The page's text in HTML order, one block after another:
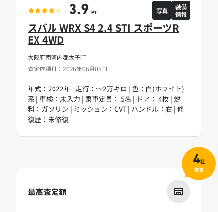
大阪府南河内郡太子町
査定依頼日：2026年06月05日
スバル WRX S4 2.4 STI スポーツR
EX 4WD
年式：2022年 | 走行：～2万キロ | 色：白(ホワイト)
系 | 車検：未入力 | 乗車定員： 5名 | ドア： 4枚 | 燃
料：ガソリン | ミッション：CVT | ハンドル：右 | 修
復歴：未修復
3.9 PT 写真
装備
情報
最高査定額
4社
査定